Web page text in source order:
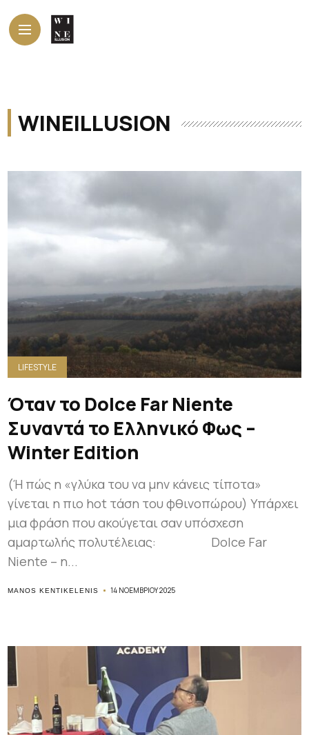
WINEILLUSION
LIFESTYLE
Όταν το Dolce Far Niente
Συναντά το Ελληνικό Φως –
Winter Edition
(Ή πώς η «γλύκα του να μην κάνεις τίποτα»
γίνεται η πιο hot τάση του φθινοπώρου) Υπάρχει
μια φράση που ακούγεται σαν υπόσχεση
αμαρτωλής πολυτέλειας: Dolce Far
Niente – η...
MANOS KENTIKELENIS 14 ΝΟΕΜΒΡΊΟΥ 2025